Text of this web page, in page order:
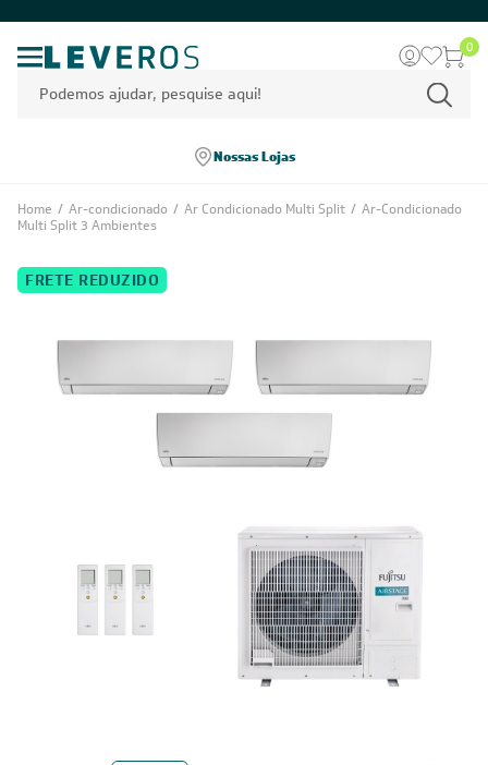
0
Nossas Lojas
Home / Ar-condicionado / Ar Condicionado Multi Split / Ar-Condicionado
Multi Split 3 Ambientes
FRETE REDUZIDO